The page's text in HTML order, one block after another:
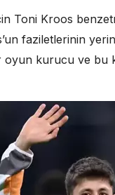
Toni Kroos
faziletlerinin
oyun kurucu ve bu